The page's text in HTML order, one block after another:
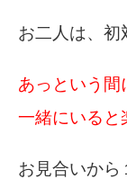
お二人は、初
あっという間
一緒にいると
お見合いから